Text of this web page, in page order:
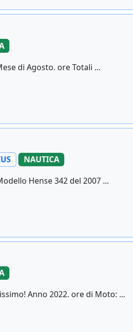
di Agosto. ore Totali ...
NAUTICA
Hense 342 del 2007 ...
Anno 2022. ore di Moto: ...